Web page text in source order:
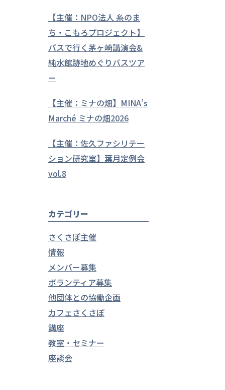
【主催：NPO法人 糸のま
ち・こもろプロジェクト】
バスで行く茅ヶ崎講演会&
純水館跡地めぐりバスツア
ー
【主催：ミナの畑】MINA’s
Marché ミナの畑2026
【主催：佐久ファシリテー
ション研究室】葉月定例会
vol.8
カテゴリー
さくさぽ主催
情報
メンバー募集
ボランティア募集
他団体との協働企画
カフェさくさぽ
講座
教室・セミナー
座談会